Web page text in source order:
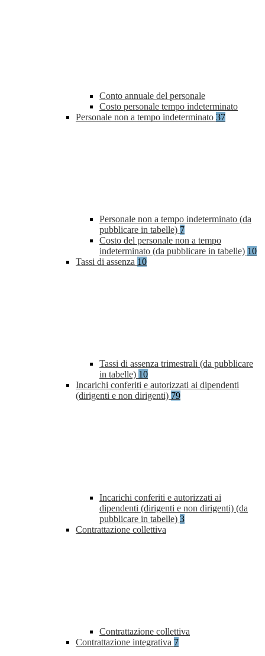
Conto annuale del personale
Costo personale tempo indeterminato
Personale non a tempo indeterminato 37
Personale non a tempo indeterminato (da
pubblicare in tabelle) 7
Costo del personale non a tempo
indeterminato (da pubblicare in tabelle) 10
Tassi di assenza 10
Tassi di assenza trimestrali (da pubblicare
in tabelle) 10
Incarichi conferiti e autorizzati ai dipendenti
(dirigenti e non dirigenti) 79
Incarichi conferiti e autorizzati ai
dipendenti (dirigenti e non dirigenti) (da
pubblicare in tabelle) 3
Contrattazione collettiva
Contrattazione collettiva
Contrattazione integrativa 7